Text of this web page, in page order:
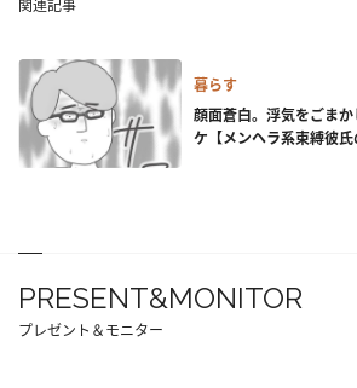
関連記事
暮らす
顔面蒼白。浮気をごま
ケ【メンヘラ系束縛彼氏
PRESENT&MONITOR
プレゼント＆モニター